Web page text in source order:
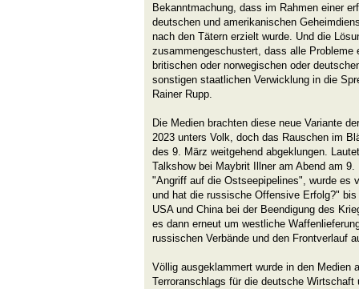
Bekanntmachung, dass im Rahmen einer
deutschen und amerikanischen
nach den Tätern erzielt wurde. Und die
zusammengeschustert, dass alle Probleme
britischen oder norwegischen oder
sonstigen staatlichen Verwicklung in die
Rainer Rupp.
Die Medien brachten diese neue Variante
2023 unters Volk, doch das Rauschen im
des 9. März weitgehend abgeklungen.
Talkshow bei Maybrit Illner am Abend am
"Angriff auf die Ostseepipelines", wurde es
und hat die russische Offensive Erfolg?"
USA und China bei der Beendigung des
es dann erneut um westliche
russischen Verbände und den Frontverlauf
Völlig ausgeklammert wurde in den Medien
Terroranschlags für die deutsche Wirtschaft